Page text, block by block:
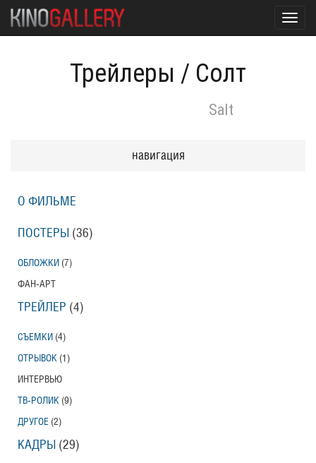
Трейлеры / Солт
Salt
навигация
О ФИЛЬМЕ
ПОСТЕРЫ (36)
ОБЛОЖКИ (7)
ФАН-АРТ
ТРЕЙЛЕР (4)
СЪЕМКИ (4)
ОТРЫВОК (1)
ИНТЕРВЬЮ
ТВ-РОЛИК (9)
ДРУГОЕ (2)
КАДРЫ (29)